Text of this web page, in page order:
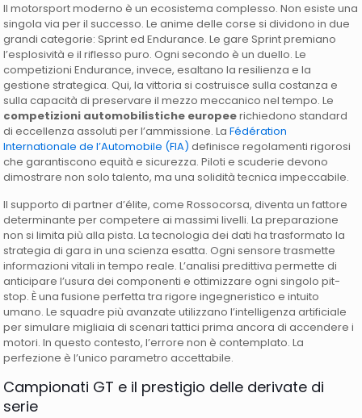
Il motorsport moderno è un ecosistema complesso. Non esiste una
singola via per il successo. Le anime delle corse si dividono in due
grandi categorie: Sprint ed Endurance. Le gare Sprint premiano
l’esplosività e il riflesso puro. Ogni secondo è un duello. Le
competizioni Endurance, invece, esaltano la resilienza e la
gestione strategica. Qui, la vittoria si costruisce sulla costanza e
sulla capacità di preservare il mezzo meccanico nel tempo. Le
competizioni automobilistiche europeerichiedono standard
di eccellenza assoluti per l’ammissione. LaFédération
Internationale de l’Automobile (FIA) definisce regolamenti rigorosi
che garantiscono equità e sicurezza. Piloti e scuderie devono
dimostrare non solo talento, ma una solidità tecnica impeccabile.
Il supporto di partner d’élite, come Rossocorsa, diventa un fattore
determinante per competere ai massimi livelli. La preparazione
non si limita più alla pista. La tecnologia dei dati ha trasformato la
strategia di gara in una scienza esatta. Ogni sensore trasmette
informazioni vitali in tempo reale. L’analisi predittiva permette di
anticipare l’usura dei componenti e ottimizzare ogni singolo pit-
stop. È una fusione perfetta tra rigore ingegneristico e intuito
umano. Le squadre più avanzate utilizzano l’intelligenza artificiale
per simulare migliaia di scenari tattici prima ancora di accendere i
motori. In questo contesto, l’errore non è contemplato. La
perfezione è l’unico parametro accettabile.
Campionati GT e il prestigio delle derivate di
serie